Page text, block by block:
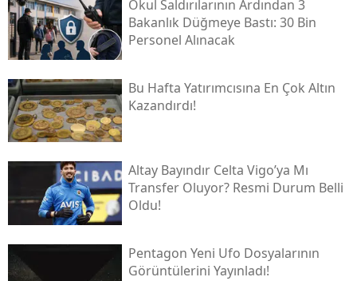
Okul Saldırılarının Ardından 3
Bakanlık Düğmeye Bastı: 30 Bin
Personel Alınacak
Bu Hafta Yatırımcısına En Çok Altın
Kazandırdı!
Altay Bayındır Celta Vigo’ya Mı
Transfer Oluyor? Resmi Durum Belli
Oldu!
Pentagon Yeni Ufo Dosyalarının
Görüntülerini Yayınladı!